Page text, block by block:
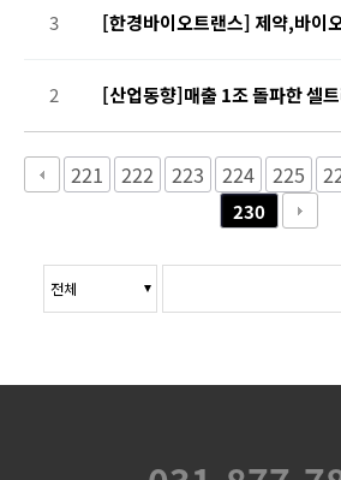
3
[한경바이오트랜스] 제약,바이
2
[산업동향]매출 1조 돌파한 셀
221 222 223 224 225
230